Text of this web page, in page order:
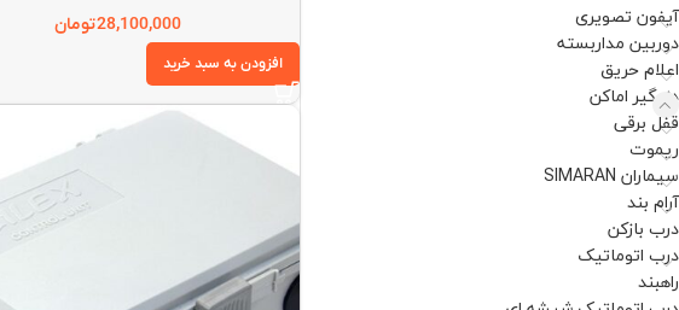
آیفون تصویری
دوربین مداربسته
اعلام حریق
دزدگیر اماکن
قفل برقی
ریموت
سیماران SIMARAN
آرام بند
درب بازکن
درب اتوماتیک
راهبند
28,100,000تومان
افزودن به سبد خرید